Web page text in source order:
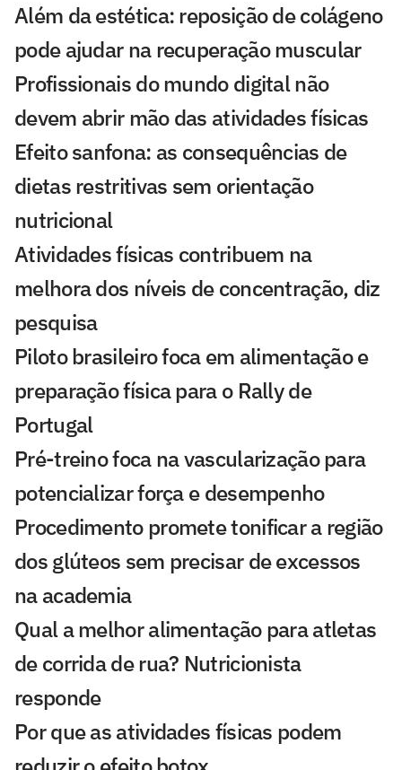
Além da estética: reposição de colágeno
pode ajudar na recuperação muscular
Profissionais do mundo digital não
devem abrir mão das atividades físicas
Efeito sanfona: as consequências de
dietas restritivas sem orientação
nutricional
Atividades físicas contribuem na
melhora dos níveis de concentração, diz
pesquisa
Piloto brasileiro foca em alimentação e
preparação física para o Rally de
Portugal
Pré-treino foca na vascularização para
potencializar força e desempenho
Procedimento promete tonificar a região
dos glúteos sem precisar de excessos
na academia
Qual a melhor alimentação para atletas
de corrida de rua? Nutricionista
responde
Por que as atividades físicas podem